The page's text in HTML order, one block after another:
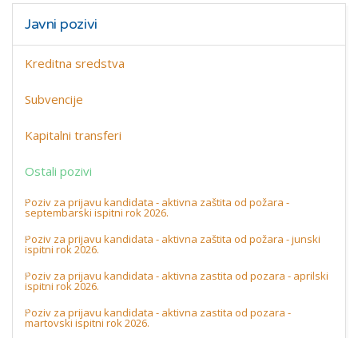
Javni pozivi
Kreditna sredstva
Subvencije
Kapitalni transferi
Ostali pozivi
Poziv za prijavu kandidata - aktivna zaštita od požara -
septembarski ispitni rok 2026.
Poziv za prijavu kandidata - aktivna zaštita od požara - junski
ispitni rok 2026.
Poziv za prijavu kandidata - aktivna zastita od pozara - aprilski
ispitni rok 2026.
Poziv za prijavu kandidata - aktivna zastita od pozara -
martovski ispitni rok 2026.